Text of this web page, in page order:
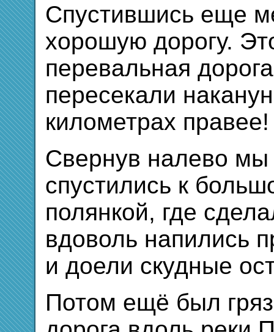
Спустившись еще
хорошую дорогу.
перевальная
пересекали
километрах
Свернув налево мы
спустились к
полянкой, где
вдоволь напились
и доели скудные
Потом ещё был